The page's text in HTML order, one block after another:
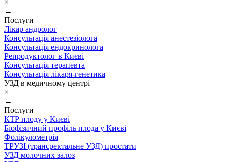
×
←
Послуги
Лікар андролог
Консультація анестезіолога
Консультація ендокринолога
Репродуктолог в Києві
Консультація терапевта
Консультація лікаря-генетика
УЗД в медичному центрі
×
←
Послуги
КТР плоду у Києві
Біофізичний профіль плода у Києві
Фолікулометрія
ТРУЗІ (трансректальне УЗД) простати
УЗД молочних залоз